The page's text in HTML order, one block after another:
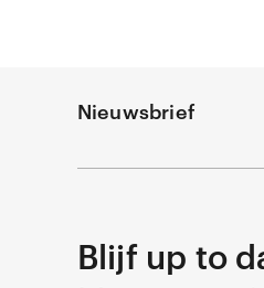
Nieuwsbrief
Blijf up to